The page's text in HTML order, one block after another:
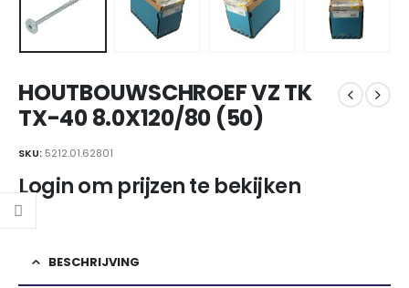
HOUTBOUWSCHROEF VZ TK
TX-40 8.0X120/80 (50)
SKU: 5212.01.62801
Login om prijzen te bekijken
BESCHRIJVING